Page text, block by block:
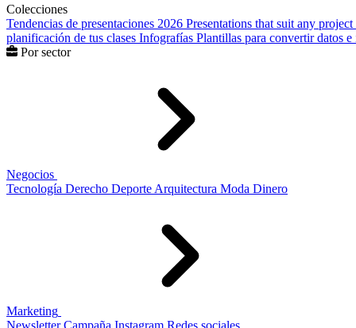
Colecciones
Tendencias de presentaciones 2026 Presentations that suit any project
planificación de tus clases Infografías Plantillas para convertir datos
Por sector
Negocios
Tecnología Derecho Deporte Arquitectura Moda Dinero
Marketing
Newsletter Campaña Instagram Redes sociales